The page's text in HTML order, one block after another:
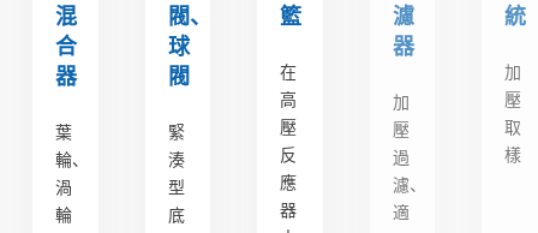
混
合
器
葉
輪、
渦
輪
閥、
球
閥
緊
湊
型
底
籃
在
高
壓
反
應
器
濾
器
加
壓
過
濾、
適
統
加
壓
取
樣